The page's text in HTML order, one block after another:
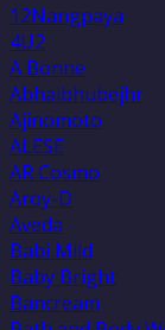
12Nangpaya
4U2
A Bonne
Abhaibhubejhr
Ajinomoto
ALESE
AR Cosmo
Aroy-D
Aveda
Babi Mild
Baby Bright
Bancream